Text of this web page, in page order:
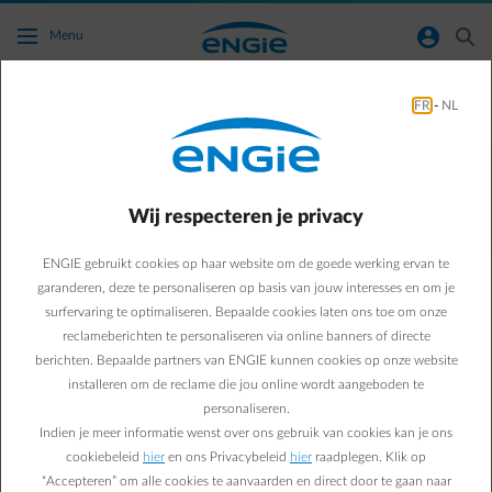
Ga naar de hoofdinhoud
Menu normal-account-circle search
Wordt in mijn huidig voorschotbedrag
rekening gehouden met het injectietarief?
arrow-left Terug naar contactpagina
Neen, je voorschotbedrag is momenteel niet aangepast. We
analyseren alle mogelijkheden zodat we je het beste advies kunnen
geven op basis van deze wetswijzigingen.
Als je intussen je voorschot wilt aanpassen, dan je dat eenvoudig
zelf doen op je
Online Klantenzone
Veelgestelde vragen
FR - NL
Wij respecteren je privacy
ENGIE gebruikt cookies op haar website om de goede werking ervan te
garanderen, deze te personaliseren op basis van jouw interesses en om je
surfervaring te optimaliseren. Bepaalde cookies laten ons toe om onze
reclameberichten te personaliseren via online banners of directe
berichten. Bepaalde partners van ENGIE kunnen cookies op onze website
installeren om de reclame die jou online wordt aangeboden te
personaliseren.
Indien je meer informatie wenst over ons gebruik van cookies kan je ons
cookiebeleid hier en ons Privacybeleid hier raadplegen. Klik op
“Accepteren” om alle cookies te aanvaarden en direct door te gaan naar